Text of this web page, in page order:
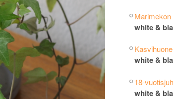
white &
white &
18-
white &